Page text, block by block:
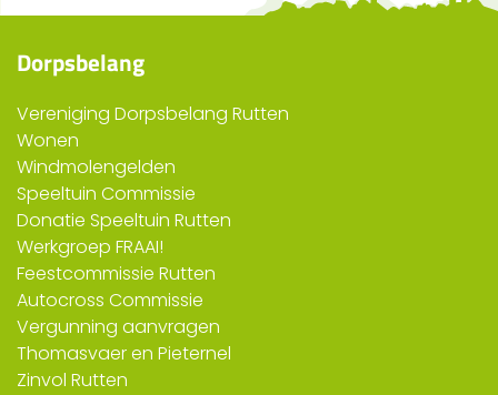
Dorpsbelang
Vereniging Dorpsbelang Rutten
Wonen
Windmolengelden
Speeltuin Commissie
Donatie Speeltuin Rutten
Werkgroep FRAAI!
Feestcommissie Rutten
Autocross Commissie
Vergunning aanvragen
Thomasvaer en Pieternel
Zinvol Rutten